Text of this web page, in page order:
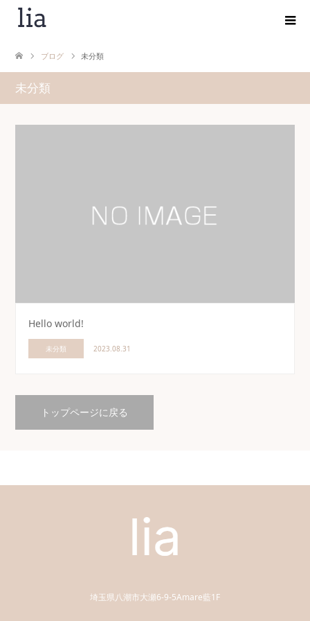
ブログ 未分類
未分類
Hello world!
未分類 2023.08.31
トップページに戻る
埼玉県八潮市大瀬6-9-5Amare藍1F